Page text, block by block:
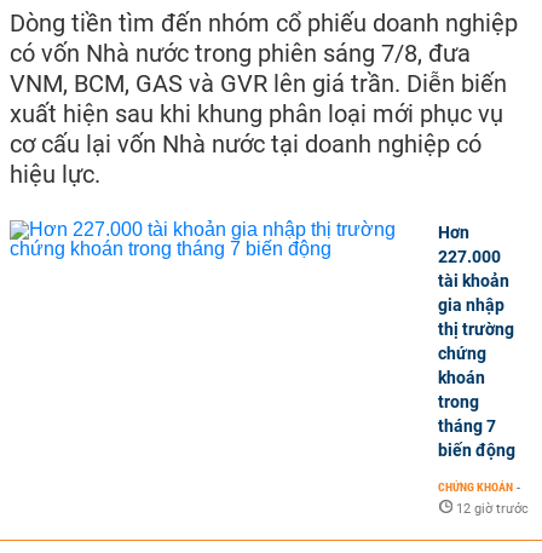
Dòng tiền tìm đến nhóm cổ phiếu doanh nghiệp
có vốn Nhà nước trong phiên sáng 7/8, đưa
VNM, BCM, GAS và GVR lên giá trần. Diễn biến
xuất hiện sau khi khung phân loại mới phục vụ
cơ cấu lại vốn Nhà nước tại doanh nghiệp có
hiệu lực.
Hơn
227.000
tài khoản
gia nhập
thị trường
chứng
khoán
trong
tháng 7
biến động
CHỨNG KHOÁN -
12 giờ trước